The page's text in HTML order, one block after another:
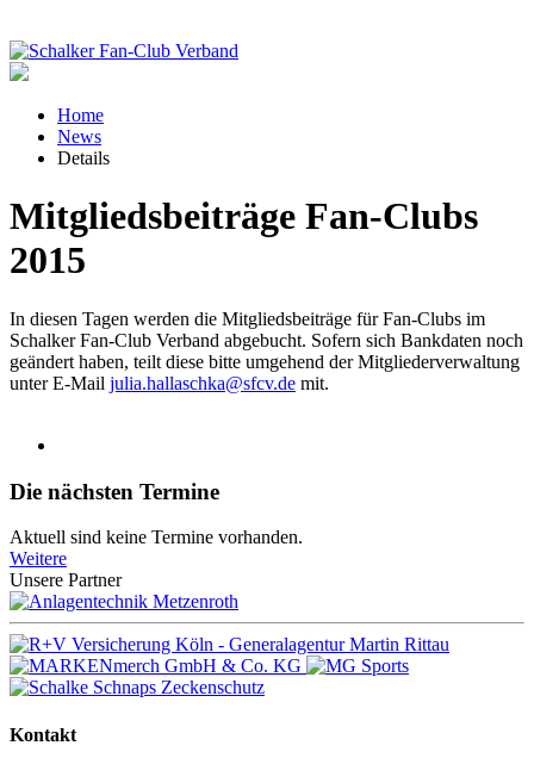
Home
News
Details
Mitgliedsbeiträge Fan-Clubs
2015
In diesen Tagen werden die Mitgliedsbeiträge für Fan-Clubs im
Schalker Fan-Club Verband abgebucht. Sofern sich Bankdaten noch
geändert haben, teilt diese bitte umgehend der Mitgliederverwaltung
unter E-Mail julia.hallaschka@sfcv.de mit.
Die nächsten Termine
Aktuell sind keine Termine vorhanden.
Weitere
Unsere Partner
Kontakt